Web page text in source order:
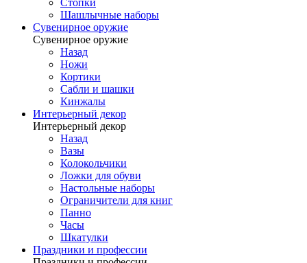
Стопки
Шашлычные наборы
Сувенирное оружие
Сувенирное оружие
Назад
Ножи
Кортики
Сабли и шашки
Кинжалы
Интерьерный декор
Интерьерный декор
Назад
Вазы
Колокольчики
Ложки для обуви
Настольные наборы
Ограничители для книг
Панно
Часы
Шкатулки
Праздники и профессии